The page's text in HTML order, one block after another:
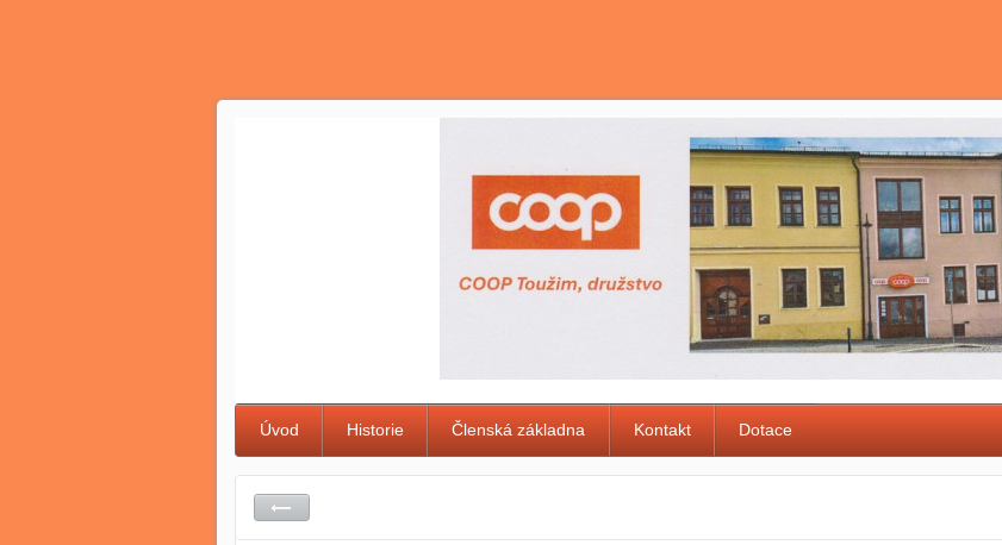
Úvod Historie Členská základna Kontakt Dotace